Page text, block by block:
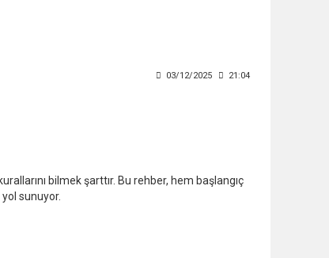
03/12/2025 21:04
bilmek şarttır. Bu rehber, hem başlangıç
sunuyor.